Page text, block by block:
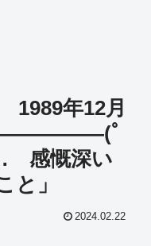
1989年12月
ﾀ――――――(ﾟ
感慨深い
と」
2024.02.22